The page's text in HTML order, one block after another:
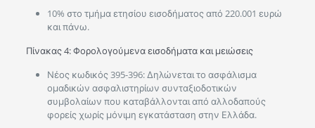
10% στο τμήμα ετησίου εισοδήματος από 220.001 ευρώ
και πάνω.
Πίνακας 4: Φορολογούμενα εισοδήματα και μειώσεις
Νέος κωδικός 395-396: Δηλώνεται το ασφάλισμα
ομαδικών ασφαλιστηρίων συνταξιοδοτικών
συμβολαίων που καταβάλλονται από αλλοδαπούς
φορείς χωρίς μόνιμη εγκατάσταση στην Ελλάδα.